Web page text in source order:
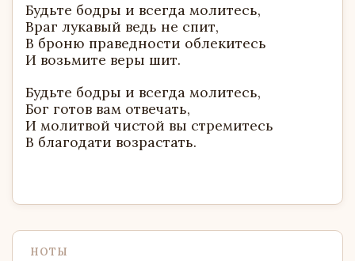
Будьте бодры и всегда молитесь,
Враг лукавый ведь не спит,
В броню праведности облекитесь
И возьмите веры шит.
Будьте бодры и всегда молитесь,
Бог готов вам отвечать,
И молитвой чистой вы стремитесь
В благодати возрастать.
НОТЫ